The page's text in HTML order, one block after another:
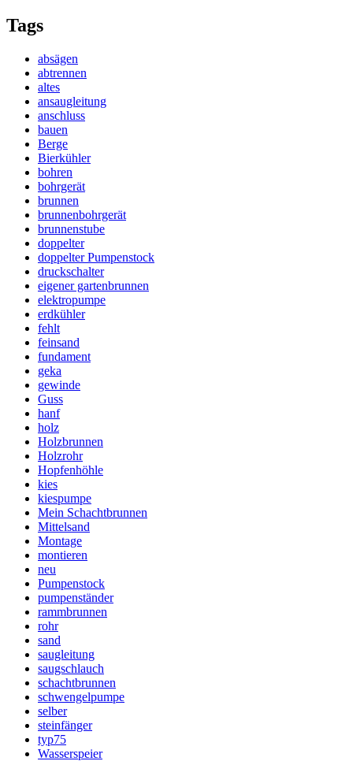
Tags
absägen
abtrennen
altes
ansaugleitung
anschluss
bauen
Berge
Bierkühler
bohren
bohrgerät
brunnen
brunnenbohrgerät
brunnenstube
doppelter
doppelter Pumpenstock
druckschalter
eigener gartenbrunnen
elektropumpe
erdkühler
fehlt
feinsand
fundament
geka
gewinde
Guss
hanf
holz
Holzbrunnen
Holzrohr
Hopfenhöhle
kies
kiespumpe
Mein Schachtbrunnen
Mittelsand
Montage
montieren
neu
Pumpenstock
pumpenständer
rammbrunnen
rohr
sand
saugleitung
saugschlauch
schachtbrunnen
schwengelpumpe
selber
steinfänger
typ75
Wasserspeier